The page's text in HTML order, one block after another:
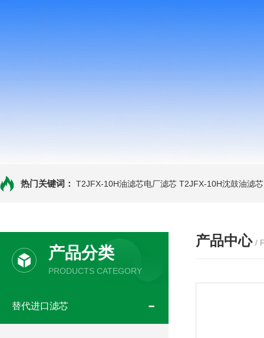
热门关键词： T2JFX-10H油滤芯电厂滤芯 T2JFX-10H沈鼓油滤芯
产品分类
PRODUCTS CATEGORY
替代进口滤芯
产品中心 /